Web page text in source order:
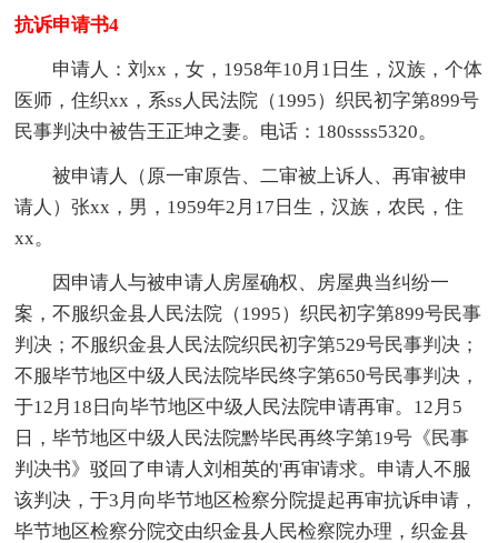
抗诉申请书4
申请人：刘xx，女，1958年10月1日生，汉族，个体
医师，住织xx，系ss人民法院（1995）织民初字第899号
民事判决中被告王正坤之妻。电话：180ssss5320。
被申请人（原一审原告、二审被上诉人、再审被申
请人）张xx，男，1959年2月17日生，汉族，农民，住
xx。
因申请人与被申请人房屋确权、房屋典当纠纷一
案，不服织金县人民法院（1995）织民初字第899号民事
判决；不服织金县人民法院织民初字第529号民事判决；
不服毕节地区中级人民法院毕民终字第650号民事判决，
于12月18日向毕节地区中级人民法院申请再审。12月5
日，毕节地区中级人民法院黔毕民再终字第19号《民事
判决书》驳回了申请人刘相英的'再审请求。申请人不服
该判决，于3月向毕节地区检察分院提起再审抗诉申请，
毕节地区检察分院交由织金县人民检察院办理，织金县